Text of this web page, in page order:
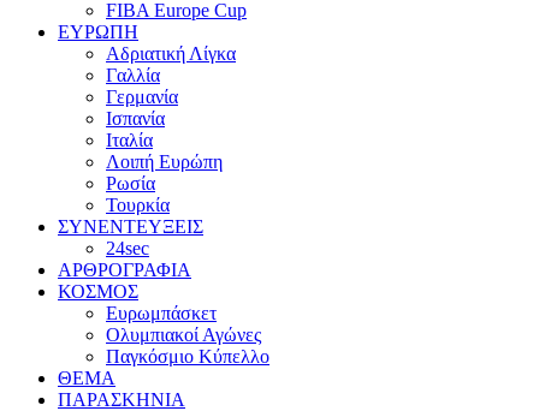
FIBA Europe Cup
ΕΥΡΩΠΗ
Αδριατική Λίγκα
Γαλλία
Γερμανία
Ισπανία
Ιταλία
Λοιπή Ευρώπη
Ρωσία
Τουρκία
ΣΥΝΕΝΤΕΥΞΕΙΣ
24sec
ΑΡΘΡΟΓΡΑΦΙΑ
ΚΟΣΜΟΣ
Ευρωμπάσκετ
Ολυμπιακοί Αγώνες
Παγκόσμιο Κύπελλο
ΘΕΜΑ
ΠΑΡΑΣΚΗΝΙΑ